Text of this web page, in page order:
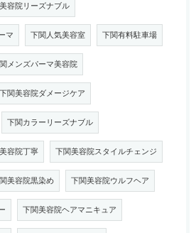
容院リーズナブル
マ 下関人気美容室 下関有料駐車場
メンズパーマ美容院
下関美容院ダメージケア
下関カラーリーズナブル
容院丁寧 下関美容院スタイルチェンジ
美容院黒染め 下関美容院ウルフヘア
下関美容院ヘアマニキュア